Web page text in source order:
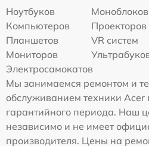
Ноутбуков
Моноблоков
Компьютеров
Проекторов
Планшетов
VR систем
Мониторов
Электросамокатов
Мы занимаемся ремонтом и
обслуживанием техники Acer
гарантийного периода. Наш
независимо и не имеет
производителя. Цены на